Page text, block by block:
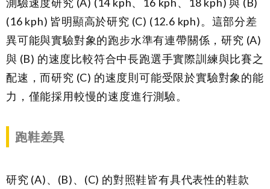
(16 kph) 皆明顯高於研究 (C) (12.6 kph)。這部分差
異可能與實驗對象的跑步水準有連帶關係，研究 (A)
與 (B) 的速度比較符合中長跑選手實際訓練與比賽之
配速，而研究 (C) 的速度則可能受限於實驗對象的能
力，僅能採用較慢的速度進行測驗。
跑鞋差異
研究 (A)、(B)、(C) 的對照鞋皆有具代表性的鞋款